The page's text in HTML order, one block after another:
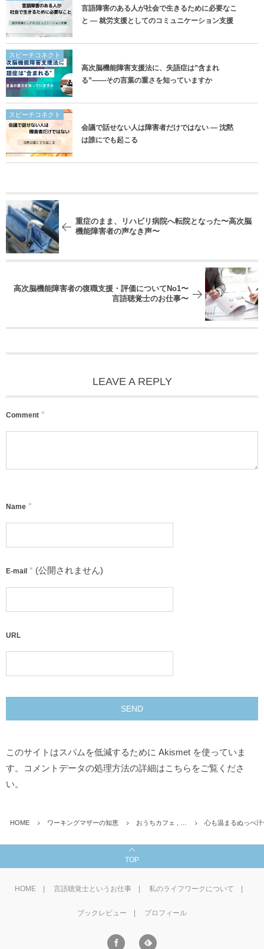
言語障害のある人が社会で生きるために必要なこ
と ― 就労支援としてのコミュニケーション支援
スピーチコネクト
高次脳機能障害支援法に、失語症は”含まれ
る”——その言葉の重さを知っていますか
スピーチコネクト
会議で話せない人は障害者だけではない ― 沈黙
は誰にでも起こる
重症のまま、リハビリ病院へ転院となった〜高次脳
機能障害者の声なき声〜
高次脳機能障害者の復職支援・評価についてNo1〜
言語聴覚士のお仕事〜
LEAVE A REPLY
Comment *
Name *
E-mail * (公開されません)
URL
このサイトはスパムを低減するために Akismet を使っていま
す。
コメントデータの処理方法の詳細はこちらをご覧くださ
い。
HOME ワーキングマザーの知恵 おうちカフェ , … 心も温まるぬっぺ
TOP
HOME 言語聴覚士というお仕事 私のライフワークについて
ブックレビュー プロフィール